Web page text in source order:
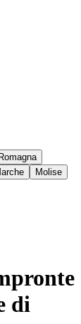
Molise
di